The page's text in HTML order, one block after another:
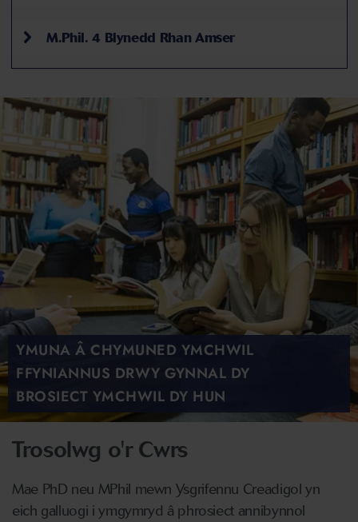
M.Phil. 4 Blynedd Rhan Amser
YMUNA Â CHYMUNED YMCHWIL
FFYNIANNUS DRWY GYNNAL DY
BROSIECT YMCHWIL DY HUN
Trosolwg o'r Cwrs
Mae PhD neu MPhil mewn Ysgrifennu Creadigol yn
eich galluogi i ymgymryd â phrosiect annibynnol